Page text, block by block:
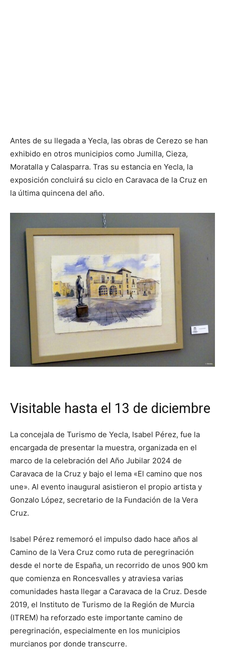
Antes de su llegada a Yecla, las obras de Cerezo se han
exhibido en otros municipios como Jumilla, Cieza,
Moratalla y Calasparra. Tras su estancia en Yecla, la
exposición concluirá su ciclo en Caravaca de la Cruz en
la última quincena del año.
Visitable hasta el 13 de diciembre
La concejala de Turismo de Yecla, Isabel Pérez, fue la
encargada de presentar la muestra, organizada en el
marco de la celebración del Año Jubilar 2024 de
Caravaca de la Cruz y bajo el lema «El camino que nos
une». Al evento inaugural asistieron el propio artista y
Gonzalo López, secretario de la Fundación de la Vera
Cruz.
Isabel Pérez rememoró el impulso dado hace años al
Camino de la Vera Cruz como ruta de peregrinación
desde el norte de España, un recorrido de unos 900 km
que comienza en Roncesvalles y atraviesa varias
comunidades hasta llegar a Caravaca de la Cruz. Desde
2019, el Instituto de Turismo de la Región de Murcia
(ITREM) ha reforzado este importante camino de
peregrinación, especialmente en los municipios
murcianos por donde transcurre.